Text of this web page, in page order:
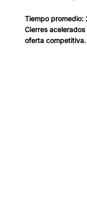
Tiempo promedio:
Cierres
oferta competitiva.